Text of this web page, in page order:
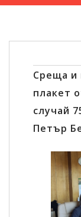
Среща и
плакет
случай
Петър